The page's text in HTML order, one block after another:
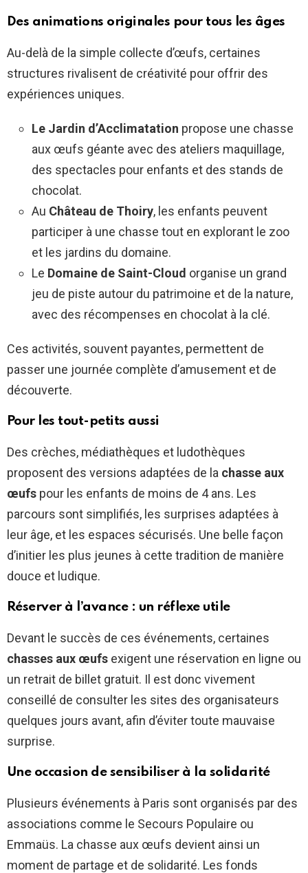
Des animations originales pour tous les âges
Au-delà de la simple collecte d’œufs, certaines
structures rivalisent de créativité pour offrir des
expériences uniques.
Le Jardin d’Acclimatation propose une chasse
aux œufs géante avec des ateliers maquillage,
des spectacles pour enfants et des stands de
chocolat.
Au Château de Thoiry, les enfants peuvent
participer à une chasse tout en explorant le zoo
et les jardins du domaine.
Le Domaine de Saint-Cloud organise un grand
jeu de piste autour du patrimoine et de la nature,
avec des récompenses en chocolat à la clé.
Ces activités, souvent payantes, permettent de
passer une journée complète d’amusement et de
découverte.
Pour les tout-petits aussi
Des crèches, médiathèques et ludothèques
proposent des versions adaptées de la chasse aux
œufs pour les enfants de moins de 4 ans. Les
parcours sont simplifiés, les surprises adaptées à
leur âge, et les espaces sécurisés. Une belle façon
d’initier les plus jeunes à cette tradition de manière
douce et ludique.
Réserver à l’avance : un réflexe utile
Devant le succès de ces événements, certaines
chasses aux œufs exigent une réservation en ligne ou
un retrait de billet gratuit. Il est donc vivement
conseillé de consulter les sites des organisateurs
quelques jours avant, afin d’éviter toute mauvaise
surprise.
Une occasion de sensibiliser à la solidarité
Plusieurs événements à Paris sont organisés par des
associations comme le Secours Populaire ou
Emmaüs. La chasse aux œufs devient ainsi un
moment de partage et de solidarité. Les fonds